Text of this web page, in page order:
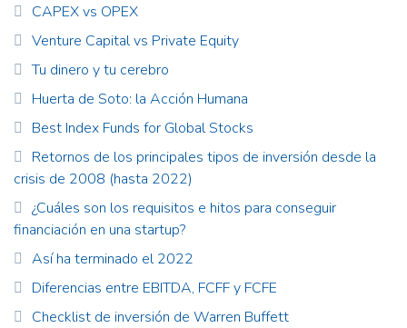
CAPEX vs OPEX
Venture Capital vs Private Equity
Tu dinero y tu cerebro
Huerta de Soto: la Acción Humana
Best Index Funds for Global Stocks
Retornos de los principales tipos de inversión desde la
crisis de 2008 (hasta 2022)
¿Cuáles son los requisitos e hitos para conseguir
financiación en una startup?
Así ha terminado el 2022
Diferencias entre EBITDA, FCFF y FCFE
Checklist de inversión de Warren Buffett